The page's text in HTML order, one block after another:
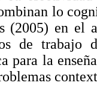
lo
(2005) en el
de trabajo
para la